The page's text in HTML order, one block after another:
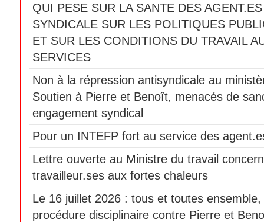
QUI PESE SUR LA SANTE DES
SYNDICALE SUR LES POLITIQUES
ET SUR LES CONDITIONS DU TRAVAIL
SERVICES
Non à la répression antisyndicale au
Soutien à Pierre et Benoît, menacés de
engagement syndical
Pour un INTEFP fort au service des
Lettre ouverte au Ministre du travail
travailleur.ses aux fortes chaleurs
Le 16 juillet 2026 : tous et toutes
procédure disciplinaire contre Pierre et